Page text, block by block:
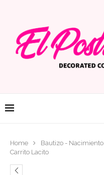
Home Bautizo - Nacimiento
Carrito Lacito